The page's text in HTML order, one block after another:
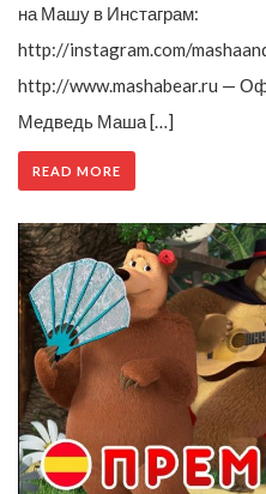
на Машу в Инстаграм:
http://instagram.com/
http://www.mashabear.ru —
Медведь Маша […]
READ MORE